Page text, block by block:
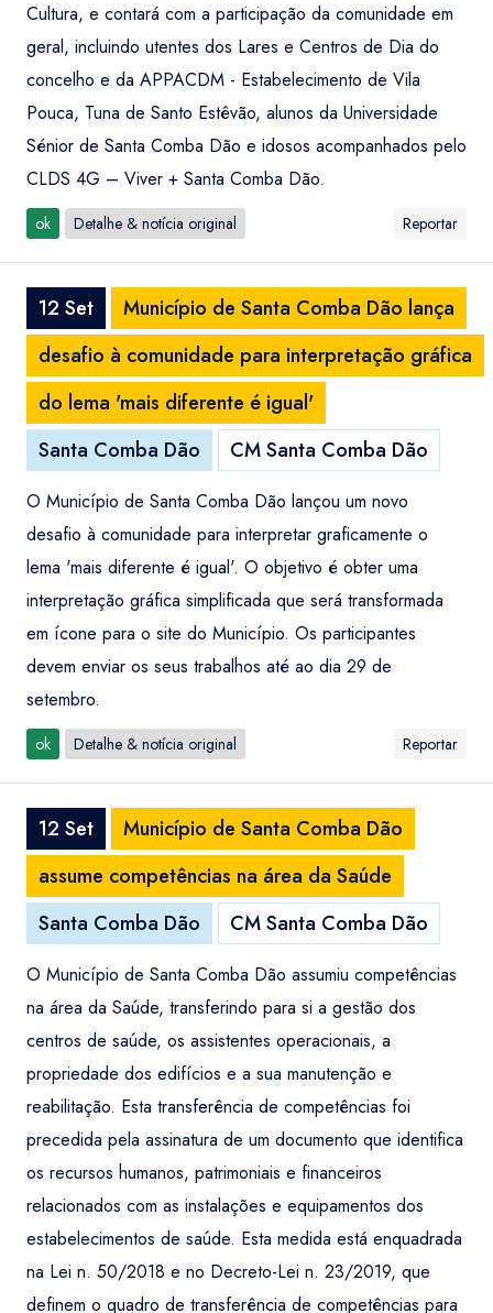
Cultura, e contará com a participação da comunidade em
geral, incluindo utentes dos Lares e Centros de Dia do
concelho e da APPACDM - Estabelecimento de Vila
Pouca, Tuna de Santo Estêvão, alunos da Universidade
Sénior de Santa Comba Dão e idosos acompanhados pelo
CLDS 4G – Viver + Santa Comba Dão.
ok Detalhe & notícia original Reportar
12 Set
Município de Santa Comba Dão lança
desafio à comunidade para interpretação gráfica
do lema 'mais diferente é igual'
Santa Comba Dão
CM Santa Comba Dão
O Município de Santa Comba Dão lançou um novo
desafio à comunidade para interpretar graficamente o
lema 'mais diferente é igual'. O objetivo é obter uma
interpretação gráfica simplificada que será transformada
em ícone para o site do Município. Os participantes
devem enviar os seus trabalhos até ao dia 29 de
setembro.
ok Detalhe & notícia original Reportar
12 Set
Município de Santa Comba Dão
assume competências na área da Saúde
Santa Comba Dão
CM Santa Comba Dão
O Município de Santa Comba Dão assumiu competências
na área da Saúde, transferindo para si a gestão dos
centros de saúde, os assistentes operacionais, a
propriedade dos edifícios e a sua manutenção e
reabilitação. Esta transferência de competências foi
precedida pela assinatura de um documento que identifica
os recursos humanos, patrimoniais e financeiros
relacionados com as instalações e equipamentos dos
estabelecimentos de saúde. Esta medida está enquadrada
na Lei n. 50/2018 e no Decreto-Lei n. 23/2019, que
definem o quadro de transferência de competências para